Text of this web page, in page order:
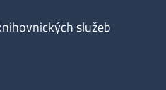
služeb